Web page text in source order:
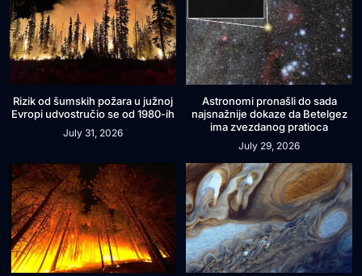
Rizik od šumskih požara u južnoj
Evropi udvostručio se od 1980-ih
July 31, 2026
Astronomi pronašli do sada
najsnažnije dokaze da Betelgez
ima zvezdanog pratioca
July 29, 2026